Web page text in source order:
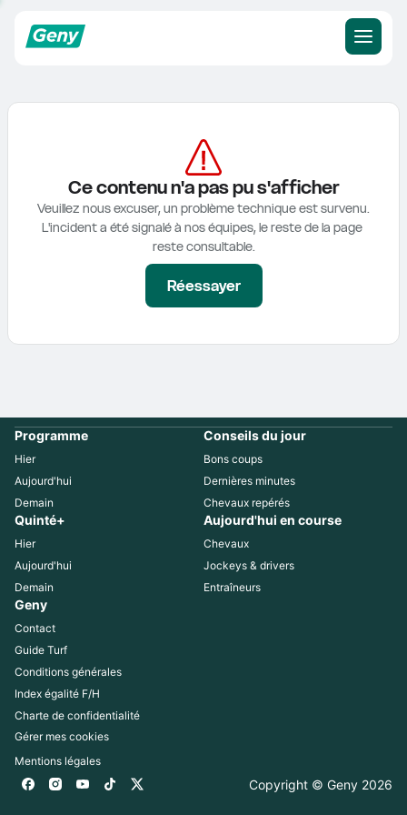
Ce contenu n'a pas pu s'afficher
Veuillez nous excuser, un problème technique est survenu.
L'incident a été signalé à nos équipes, le reste de la page
reste consultable.
Réessayer
Programme
Hier
Aujourd'hui
Demain
Conseils du jour
Bons coups
Dernières minutes
Chevaux repérés
Quinté+
Hier
Aujourd'hui
Demain
Aujourd'hui en course
Chevaux
Jockeys & drivers
Entraîneurs
Geny
Contact
Guide Turf
Conditions générales
Index égalité F/H
Charte de confidentialité
Gérer mes cookies
Mentions légales
Copyright © Geny 2026